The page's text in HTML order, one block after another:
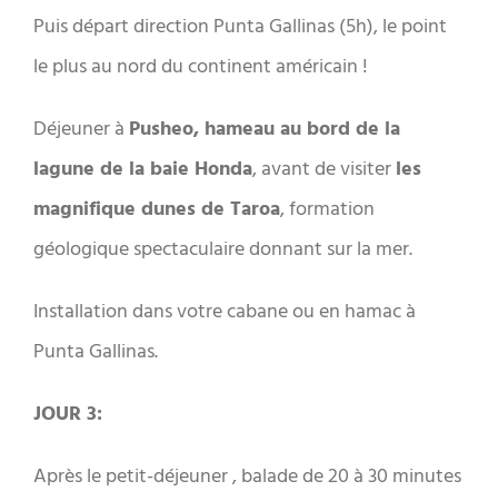
Puis départ direction Punta Gallinas (5h), le point
le plus au nord du continent américain !
Déjeuner à Pusheo, hameau au bord de la
lagune de la baie Honda, avant de visiter les
magnifique dunes de Taroa, formation
géologique spectaculaire donnant sur la mer.
Installation dans votre cabane ou en hamac à
Punta Gallinas.
JOUR 3:
Après le petit-déjeuner , balade de 20 à 30 minutes